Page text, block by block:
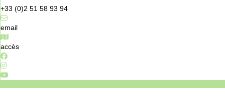
+33 (0)2 51 58 93 94
email
accès